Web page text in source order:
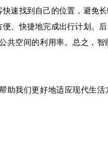
速找到自己的位置，避免
、快捷地完成出行计划。
共空间的利用率。总之，
助我们更好地适应现代生